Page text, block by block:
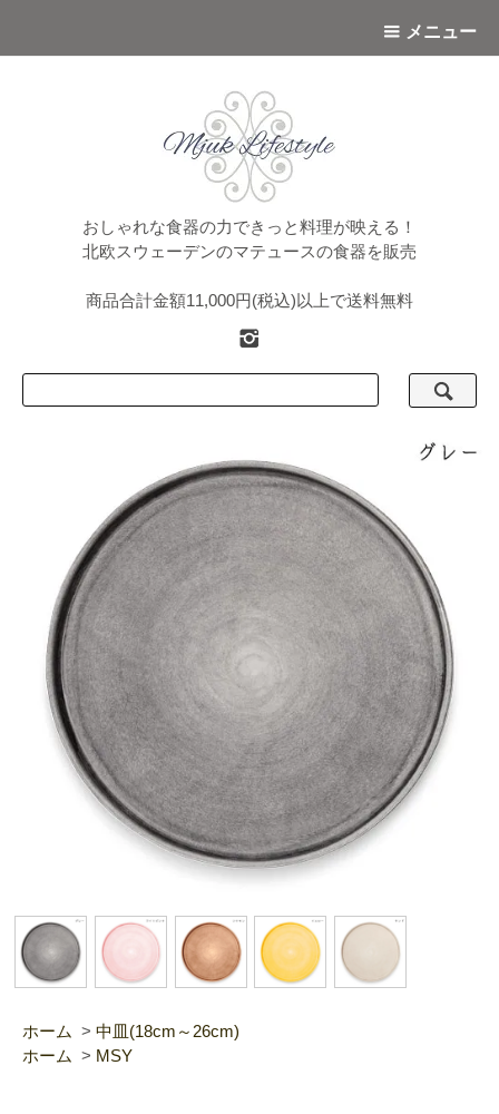
メニュー
おしゃれな食器の力できっと料理が映える！
北欧スウェーデンのマテュースの食器を販売
商品合計金額11,000円(税込)以上で送料無料
ホーム > 中皿(18cm～26cm)
ホーム > MSY